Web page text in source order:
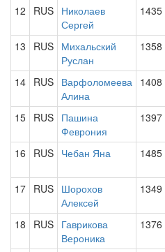
12 RUS Николаев
Сергей
1435
13 RUS Михальский
Руслан
1358
14 RUS Варфоломеева
Алина
1408
15 RUS Пашина
Феврония
1397
16 RUS Чебан Яна 1485
17 RUS Шорохов
Алексей
1349
18 RUS Гаврикова
Вероника
1376